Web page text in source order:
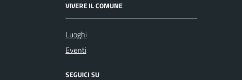
VIVERE IL COMUNE
Luoghi
Eventi
SEGUICI SU